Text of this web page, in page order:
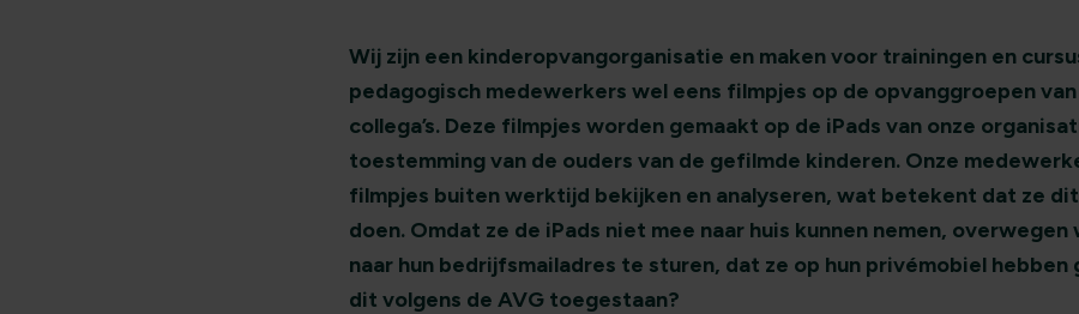
Wij zijn een kinderopvangorganisatie en maken voor trainingen en
pedagogisch medewerkers wel eens filmpjes op de opvanggroepen
collega’s. Deze filmpjes worden gemaakt op de iPads van onze
toestemming van de ouders van de gefilmde kinderen. Onze
filmpjes buiten werktijd bekijken en analyseren, wat betekent dat ze
doen. Omdat ze de iPads niet mee naar huis kunnen nemen, overwegen
naar hun bedrijfsmailadres te sturen, dat ze op hun privémobiel hebben
dit volgens de AVG toegestaan?